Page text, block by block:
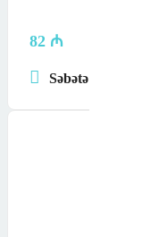
82 ₼
Səbətə at